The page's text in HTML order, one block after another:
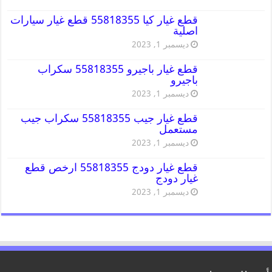
قطع غيار كيا 55818355 قطع غيار سيارات
اصلية
ديسمبر 1, 2023
قطع غيار باجيرو 55818355 سكراب
باجيرو
ديسمبر 1, 2023
قطع غيار جيب 55818355 سكراب جيب
مستعمل
ديسمبر 1, 2023
قطع غيار دودج 55818355 ارخص قطع
غيار دودج
ديسمبر 1, 2023